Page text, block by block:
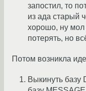
запостил, то
из ада старый
хорошо, ну мол
потерять, но
Потом возникла
Выкинуть базу